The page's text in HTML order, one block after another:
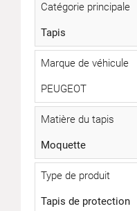
Catégorie principale
Tapis
Marque de véhicule
PEUGEOT
Matière du tapis
Moquette
Type de produit
Tapis de protection